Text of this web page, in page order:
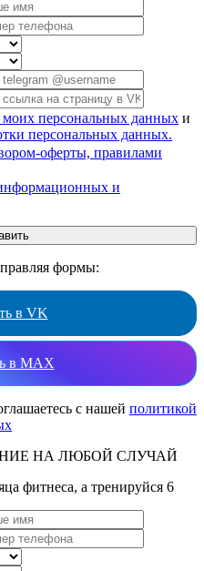
моих персональных данных и
персональных данных.
оферты, правилами
и
формы:
в VK
в MAX
с нашей политикой
НА ЛЮБОЙ СЛУЧАЙ
фитнеса, а тренируйся 6